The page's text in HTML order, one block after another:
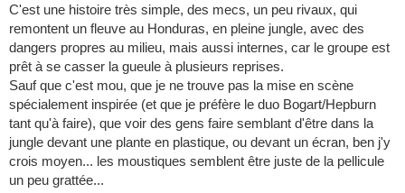
C'est une histoire très simple, des mecs, un peu rivaux, qui
remontent un fleuve au Honduras, en pleine jungle, avec des
dangers propres au milieu, mais aussi internes, car le groupe est
prêt à se casser la gueule à plusieurs reprises.
Sauf que c'est mou, que je ne trouve pas la mise en scène
spécialement inspirée (et que je préfère le duo Bogart/Hepburn
tant qu'à faire), que voir des gens faire semblant d'être dans la
jungle devant une plante en plastique, ou devant un écran, ben j'y
crois moyen... les moustiques semblent être juste de la pellicule
un peu grattée...